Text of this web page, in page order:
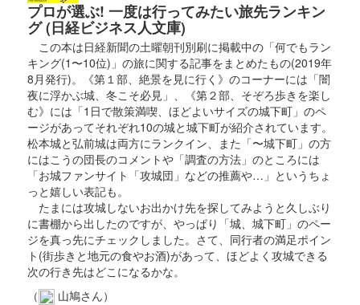
小幡城 御城印 小幡城織田信長公版
2023年11月4日〜11月5日に開催された「群馬戦国御城印サミッ
ト」で先行販売された後、12月13日から現地販売
小幡城 御城印 令和五年秋の七草限定版
秋の七草のイラストを使用した御城印。小幡城はフジバカマ。
小幡城 御城印 信長馬上サミット開催記念版
小幡城 御城印
プロが選ぶ! 一度は行ってみたい旅先ランキン
グ (日経ビジネス人文庫)
この本は日経新聞の土曜朝刊別刷に掲載中の「何でもラン
キング(1〜10位)」の旅に関する記事をまとめたもの(2019年
8月発行)。《第１部、絶景を見に行く》のコーナーには「闇
夜に浮かぶ城、冬こそ必見」、《第２部、そぞろ歩きを楽し
む》には「1日で散策満喫、ほどよいサイズの城下町」のペ
ージがあってそれぞれ10の城と城下町が紹介されています。
松本城と弘前城は両方にランクイン、また「〜城下町」の方
にはこうの団長のコメントや「調査の方法」のところには
「お城ファンサイト「攻城団」などの推薦や…」というちょ
っと嬉しい表記も。
たまには攻城しないお出かけ先を探してみようと久しぶり
に書棚から出したのですが、やっぱり「城、城下町」のペー
ジを真っ先にチェックしました。さて、同行者の満足ポイン
ト(街歩きと地元の食やお酒)があって、ほどよく攻城できる
次の行き先はどこになるかな。
（
山鳩さん）